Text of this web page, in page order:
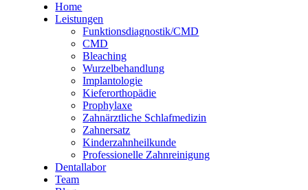
Home
Leistungen
Funktionsdiagnostik/CMD
CMD
Bleaching
Wurzelbehandlung
Implantologie
Kieferorthopädie
Prophylaxe
Zahnärztliche Schlafmedizin
Zahnersatz
Kinderzahnheilkunde
Professionelle Zahnreinigung
Dentallabor
Team